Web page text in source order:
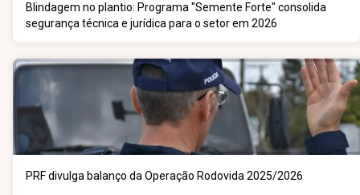
Blindagem no plantio: Programa "Semente Forte" consolida
segurança técnica e jurídica para o setor em 2026
PRF divulga balanço da Operação Rodovida 2025/2026